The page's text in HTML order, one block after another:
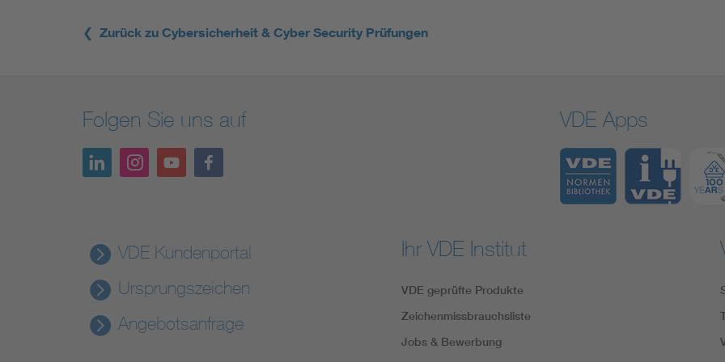
❮ Zurück zu Cybersicherheit & Cyber Security Prüfungen
Folgen Sie uns auf VDE Apps
VDE Kundenportal
Ursprungszeichen
Angebotsanfrage
Ihr VDE Institut
VDE geprüfte Produkte
Zeichenmissbrauchsliste
Jobs & Bewerbung